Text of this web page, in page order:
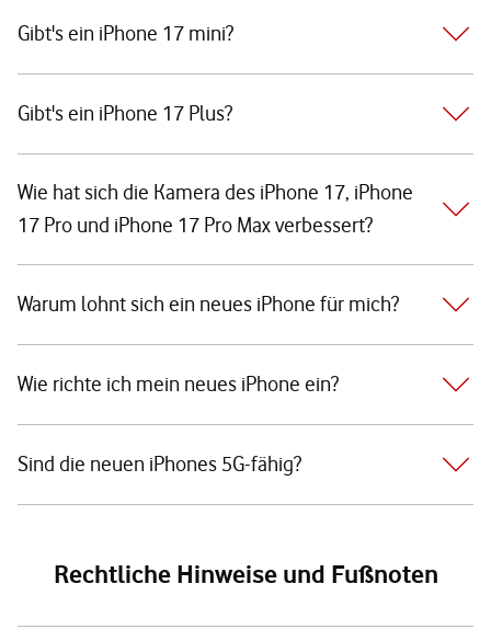
Gibt's ein iPhone 17 mini?
Gibt's ein iPhone 17 Plus?
Wie hat sich die Kamera des iPhone 17, iPhone
17 Pro und iPhone 17 Pro Max verbessert?
Warum lohnt sich ein neues iPhone für mich?
Wie richte ich mein neues iPhone ein?
Sind die neuen iPhones 5G-fähig?
Rechtliche Hinweise und Fußnoten